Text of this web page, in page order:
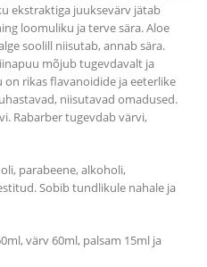
ekstraktiga juuksevärv jätab
loomuliku ja terve sära. Aloe
soolill niisutab, annab sära.
mõjub tugevdavalt ja
rikas flavanoidide ja eeterlike
niisutavad omadused.
Rabarber tugevdab värvi,
parabeene, alkoholi,
Sobib tundlikule nahale ja
värv 60ml, palsam 15ml ja